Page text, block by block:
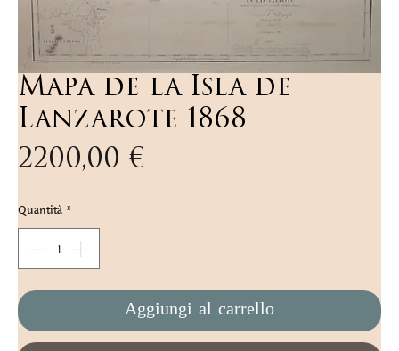
Mapa de la Isla de
Lanzarote 1868
2200,00 €
Quantità*
Aggiungi al carrello